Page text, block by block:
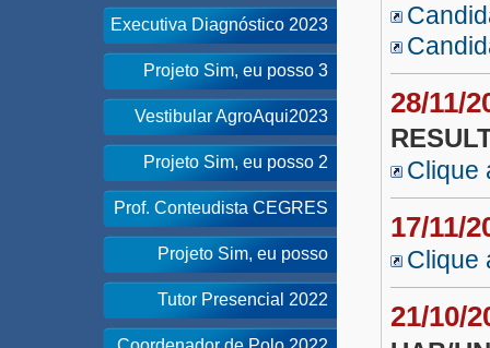
Executiva Diagnóstico 2023
Projeto Sim, eu posso 3
Vestibular AgroAqui2023
Projeto Sim, eu posso 2
Prof. Conteudista CEGRES
Projeto Sim, eu posso
Tutor Presencial 2022
28/11/
Clique
17/11/
Clique
21/10/